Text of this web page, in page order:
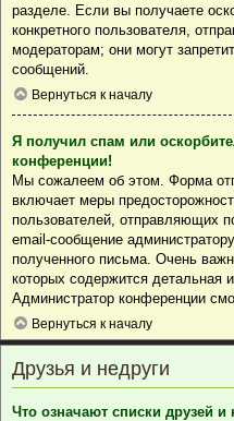
разделе. Если вы получаете
конкретного пользователя,
модераторам; они могут
сообщений.
Вернуться к началу
Я получил спам или
конференции!
Мы сожалеем об этом. Форма
включает меры
пользователей, отправляющих
email-сообщение
полученного письма. Очень
которых содержится детальная
Администратор конференции
Вернуться к началу
Друзья и недруги
Что означают списки друзей и